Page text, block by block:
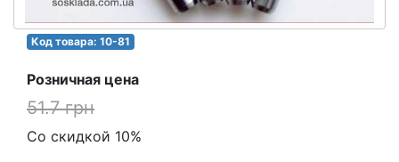
Код товара: 10-81
Розничная цена
51.7 грн
Со скидкой 10%